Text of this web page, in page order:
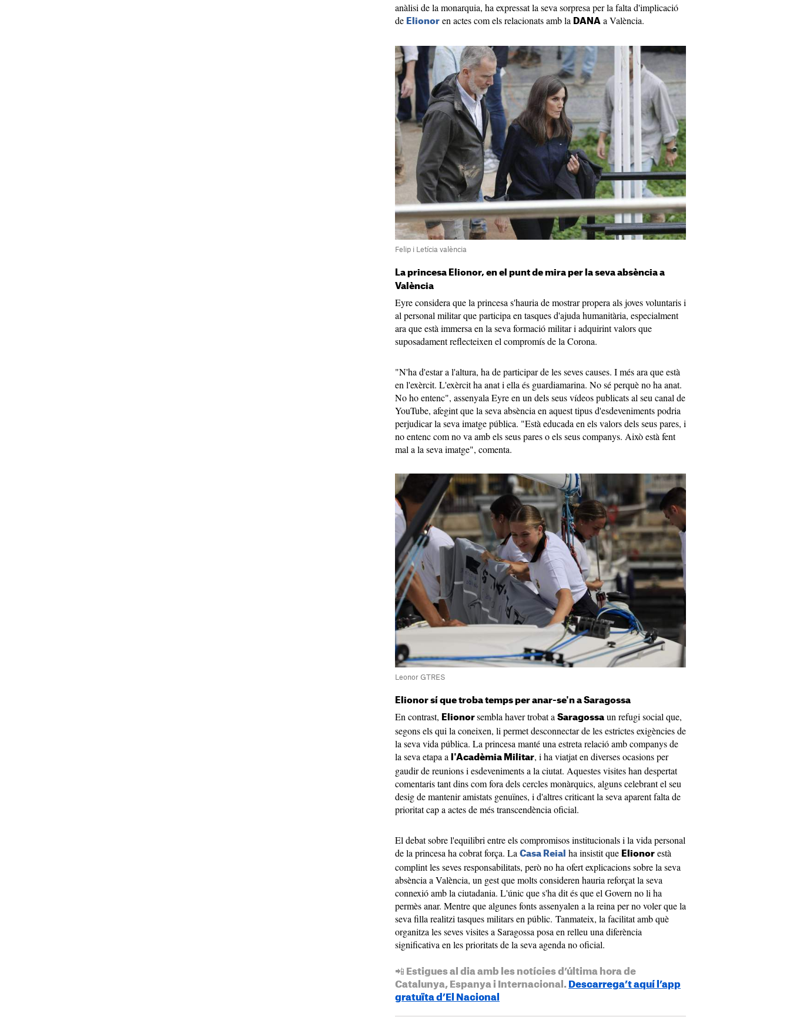
anàlisi de la monarquia, ha expressat la seva sorpresa per la falta d'implicació
de Elionor en actes com els relacionats amb la DANA a València.
Felip i Letícia valència
La princesa Elionor, en el punt de mira per la seva absència a
València
Eyre considera que la princesa s'hauria de mostrar propera als joves voluntaris i
al personal militar que participa en tasques d'ajuda humanitària, especialment
ara que està immersa en la seva formació militar i adquirint valors que
suposadament reflecteixen el compromís de la Corona.
"N'ha d'estar a l'altura, ha de participar de les seves causes. I més ara que està
en l'exèrcit. L'exèrcit ha anat i ella és guardiamarina. No sé perquè no ha anat.
No ho entenc", assenyala Eyre en un dels seus vídeos publicats al seu canal de
YouTube, afegint que la seva absència en aquest tipus d'esdeveniments podria
perjudicar la seva imatge pública. "Està educada en els valors dels seus pares, i
no entenc com no va amb els seus pares o els seus companys. Això està fent
mal a la seva imatge", comenta.
Leonor GTRES
Elionor sí que troba temps per anar-se'n a Saragossa
En contrast, Elionor sembla haver trobat a Saragossa un refugi social que,
segons els qui la coneixen, li permet desconnectar de les estrictes exigències de
la seva vida pública. La princesa manté una estreta relació amb companys de
la seva etapa a
l'Acadèmia Militar, i ha viatjat en diverses ocasions per
gaudir de reunions i esdeveniments a la ciutat. Aquestes visites han despertat
comentaris tant dins com fora dels cercles monàrquics, alguns celebrant el seu
desig de mantenir amistats genuïnes, i d'altres criticant la seva aparent falta de
prioritat cap a actes de més transcendència oficial.
El debat sobre l'equilibri entre els compromisos institucionals i la vida personal
de la princesa ha cobrat força. La Casa Reial ha insistit que Elionor està
complint les seves responsabilitats, però no ha ofert explicacions sobre la seva
absència a València, un gest que molts consideren hauria reforçat la seva
connexió amb la ciutadania. L'únic que s'ha dit és que el Govern no li ha
permès anar. Mentre que algunes fonts assenyalen a la reina per no voler que la
seva filla realitzi tasques militars en públic. Tanmateix, la facilitat amb què
organitza les seves visites a Saragossa posa en relleu una diferència
significativa en les prioritats de la seva agenda no oficial.
📲 Estigues al dia amb les notícies d’última hora de
Catalunya, Espanya i Internacional. Descarrega’t aquí l’app
gratuïta d’El Nacional